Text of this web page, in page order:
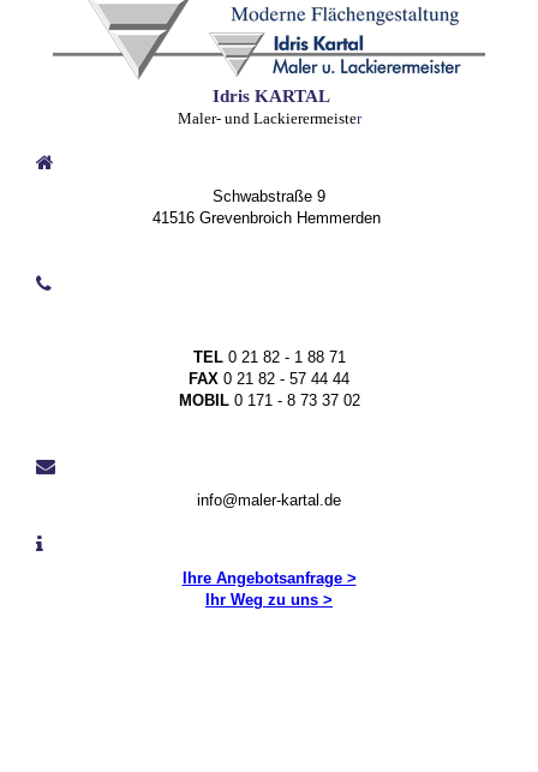
Idris KARTAL
Maler- und Lackierermeister
Schwabstraße 9
41516 Grevenbroich Hemmerden
TEL0 21 82 - 1 88 71
FAX 0 21 82 - 57 44 44
MOBIL0 171 - 8 73 37 02
info@maler-kartal.de
Ihre Angebotsanfrage >
Ihr Weg zu uns >